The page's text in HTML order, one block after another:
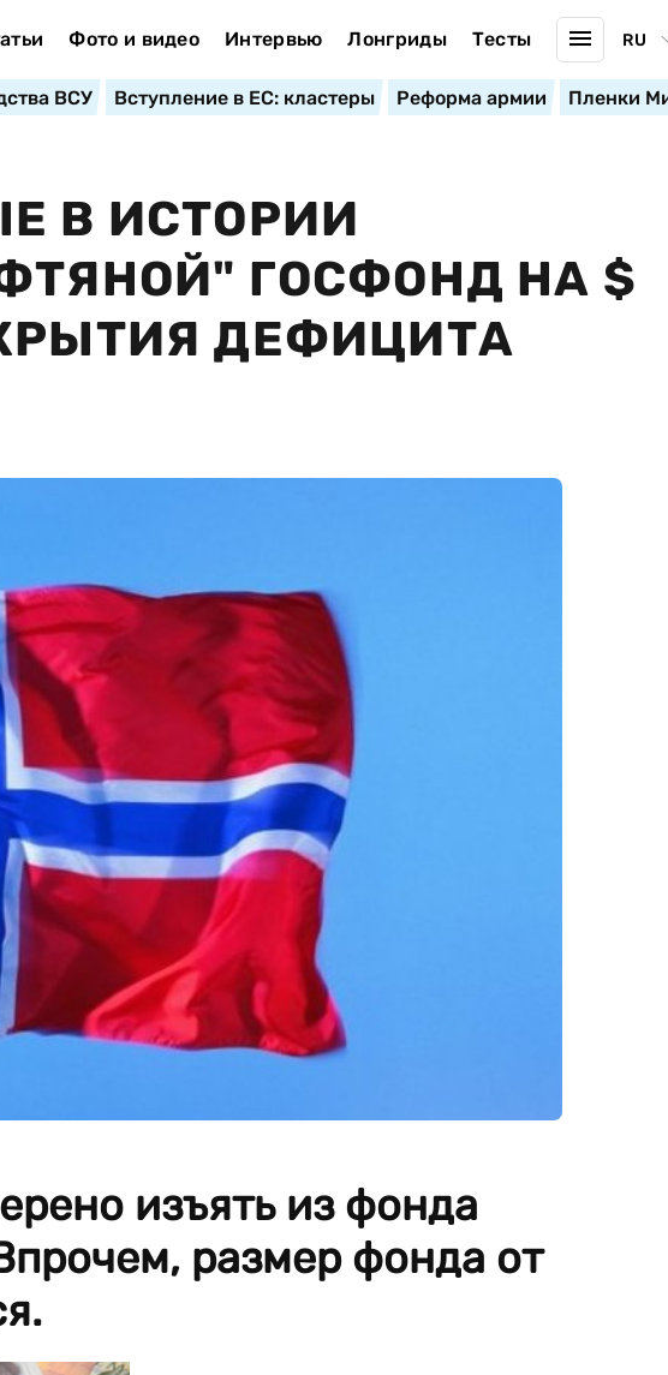
Фото и видео Интервью Лонгриды Тесты RU
ВСУ Вступление в ЕС: кластеры Реформа армии Пленки
В ИСТОРИИ
ГОСФОНД НА $
ДЕФИЦИТА
изъять из фонда
размер фонда от